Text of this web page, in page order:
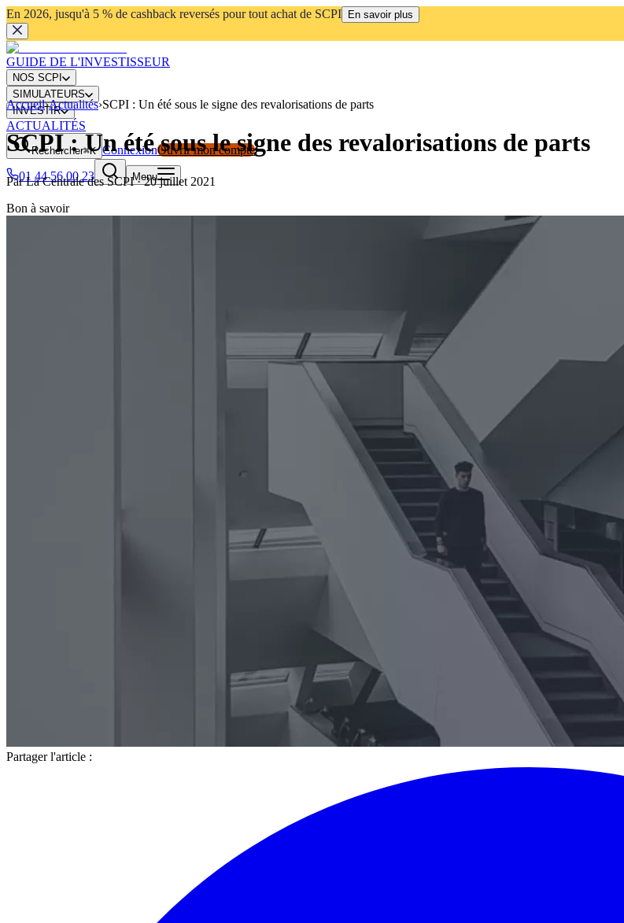
En 2026, jusqu'à 5 % de cashback reversés pour tout achat de SCPI En savoir plus
GUIDE DE L'INVESTISSEUR
NOS SCPI
SIMULATEURS
INVESTIR
ACTUALITÉS
Rechercher⌘K ConnexionOuvrir mon compte
01 44 56 00 23
Menu
Accueil›Actualités›SCPI : Un été sous le signe des revalorisations de parts
SCPI : Un été sous le signe des revalorisations de parts
Par La Centrale des SCPI·20 juillet 2021
Bon à savoir
Partager l'article :